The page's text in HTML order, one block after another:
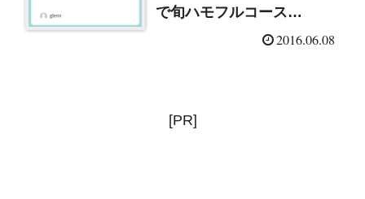
で旬ハモフルコース
2016.06.08
[PR]